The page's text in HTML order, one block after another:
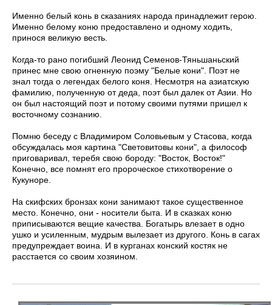
Именно белый конь в сказаниях народа принадлежит герою.
Именно белому коню предоставлено и одному ходить,
принося великую весть.
Когда-то рано погибший Леонид Семенов-Тяньшаньский
принес мне свою огненную поэму "Белые кони". Поэт не
знал тогда о легендах белого коня. Несмотря на азиатскую
фамилию, полученную от деда, поэт был далек от Азии. Но
он был настоящий поэт и потому своими путями пришел к
восточному сознанию.
Помню беседу с Владимиром Соловьевым у Стасова, когда
обсуждалась моя картина "Световитовы кони", а философ
приговаривал, теребя свою бороду: "Восток, Восток!"
Конечно, все помнят его пророческое стихотворение о
Кукуноре.
На скифских бронзах кони занимают такое существенное
место. Конечно, они - носители быта. И в сказках коню
приписываются вещие качества. Богатырь влезает в одно
ушко и усиленным, мудрым вылезает из другого. Конь в сагах
предупреждает воина. И в курганах конский костяк не
расстается со своим хозяином.